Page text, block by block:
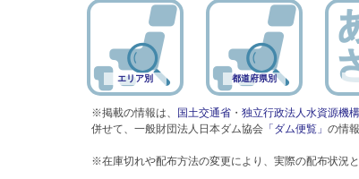
エリア別 都道府県別
※掲載の情報は、 国土交通省 ・ 独立行政法人水資源機構
併せて、一般財団法人日本ダム協会 「ダム便覧」 の情
※在庫切れや配布方法の変更により、実際の配布状況